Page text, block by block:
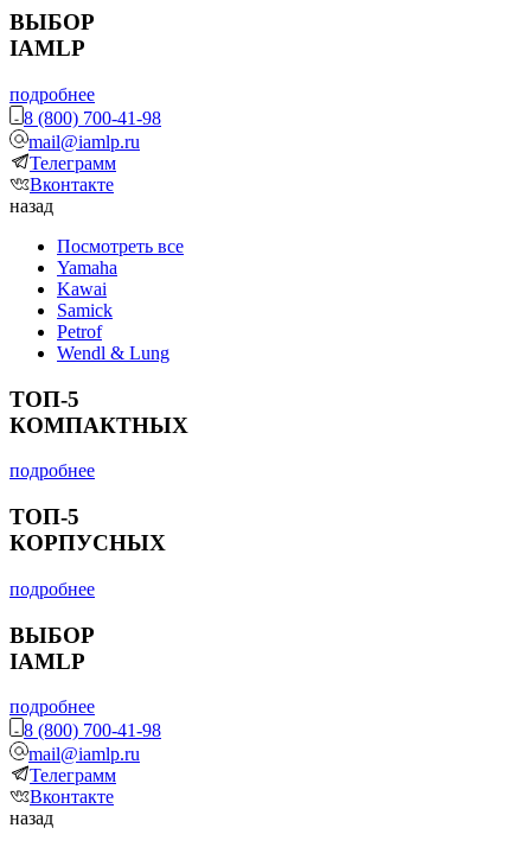
ВЫБОР
IAMLP
подробнее
8 (800) 700-41-98
mail@iamlp.ru
Телеграмм
Вконтакте
назад
Посмотреть все
Yamaha
Kawai
Samick
Petrof
Wendl & Lung
ТОП-5
КОМПАКТНЫХ
подробнее
ТОП-5
КОРПУСНЫХ
подробнее
ВЫБОР
IAMLP
подробнее
8 (800) 700-41-98
mail@iamlp.ru
Телеграмм
Вконтакте
назад